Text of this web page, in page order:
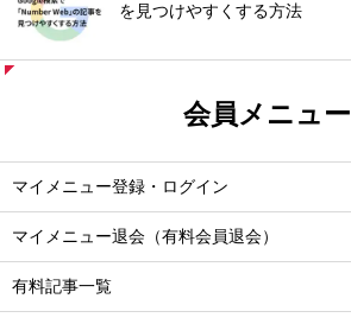
を見つけやすくする方法
会員メニュー
マイメニュー登録・ログイン
マイメニュー退会（有料会員退会）
有料記事一覧